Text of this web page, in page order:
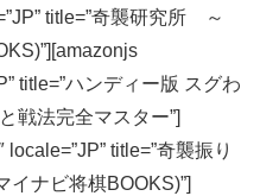
title=”奇襲研究所 ～
title=”ハンディー版 スグわ
戦法完全マスター”]
title=”奇襲振り
イナビ将棋BOOKS)”]